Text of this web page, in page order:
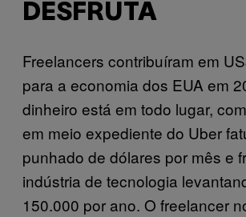
DESFRUTA
Freelancers contribuíram em
para a economia dos EUA em
dinheiro está em todo lugar,
em meio expediente do Uber
punhado de dólares por mês e
indústria de tecnologia
150.000 por ano. O freelancer